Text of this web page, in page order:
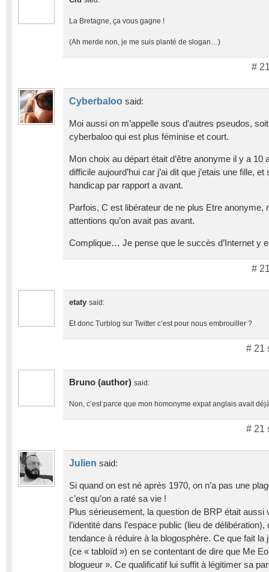
La Bretagne, ça vous gagne !
(Ah merde non, je me suis planté de slogan…)
#
Cyberbaloo said:
Moi aussi on m’appelle sous d’autres pseudos,
cyberbaloo qui est plus féminise et court.
Mon choix au départ était d’être anonyme il y a 10
difficile aujourd’hui car j’ai dit que j’etais une fille,
handicap par rapport a avant.
Parfois, C est libérateur de ne plus Etre anonyme,
attentions qu’on avait pas avant.
Complique… Je pense que le succès d’Internet y
#
etaty said:
Et donc Turblog sur Twitter c’est pour nous embrouiller ?
# 21
Bruno (author) said:
Non, c’est parce que mon homonyme expat anglais avait
# 21
Julien said:
Si quand on est né après 1970, on n’a pas une
c’est qu’on a raté sa vie !
Plus sérieusement, la question de BRP était aussi
l’identité dans l’espace public (lieu de délibération),
tendance à réduire à la blogosphère. Ce que fait la
(ce « tabloïd ») en se contentant de dire que Me
blogueur ». Ce qualificatif lui suffit à légitimer sa